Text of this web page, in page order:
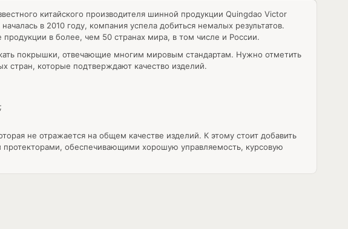
китайского производителя шинной продукции Quingdao Victor
в 2010 году, компания успела добиться немалых результатов.
в более, чем 50 странах мира, в том числе и России.
покрышки, отвечающие многим мировым стандартам. Нужно отметить
стран, которые подтверждают качество изделий.
не отражается на общем качестве изделий. К этому стоит добавить
обеспечивающими хорошую управляемость, курсовую